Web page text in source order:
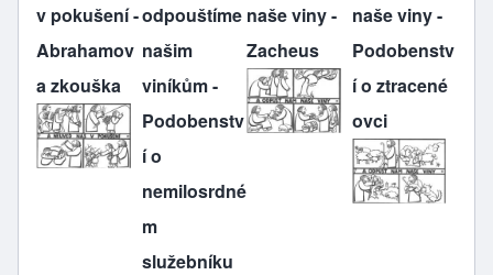
v pokušení -
Abrahamov
a zkouška
odpouštíme
našim
viníkům -
Podobenstv
í o
nemilosrdné
m
služebníku
naše viny -
Zacheus
naše viny -
Podobenstv
í o ztracené
ovci